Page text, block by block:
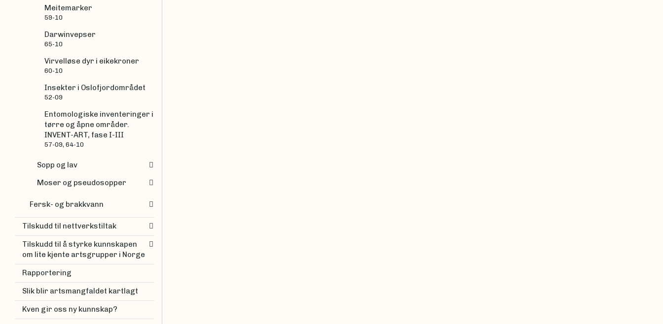
Meitemarker
59-10
Darwinvepser
65-10
Virvelløse dyr i eikekroner
60-10
Insekter i Oslofjordområdet
52-09
Entomologiske inventeringer i
tørre og åpne områder.
INVENT-ART, fase I-III
57-09, 64-10
Sopp og lav
Moser og pseudosopper
Fersk- og brakkvann
Tilskudd til nettverkstiltak
Tilskudd til å styrke kunnskapen
om lite kjente artsgrupper i Norge
Rapportering
Slik blir artsmangfaldet kartlagt
Kven gir oss ny kunnskap?